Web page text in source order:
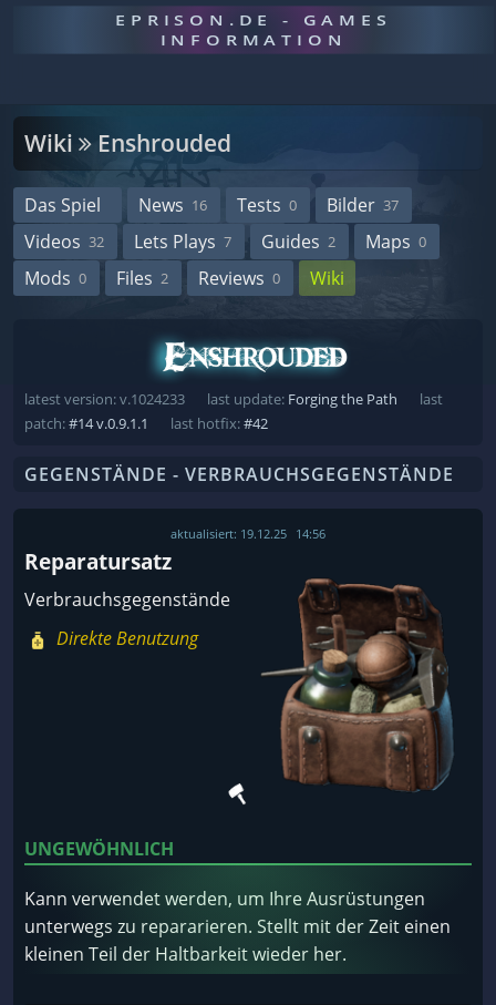
EPRISON.DE - GAMES
INFORMATION
Wiki Enshrouded
Das Spiel News 16 Tests 0 Bilder 37
Videos 32 Lets Plays 7 Guides 2 Maps 0
Mods 0 Files 2 Reviews 0 Wiki
latest version: v.1024233 last update: Forging the Path
last
patch:#14 v.0.9.1.1 last hotfix:#42
GEGENSTÄNDE - VERBRAUCHSGEGENSTÄNDE
aktualisiert: 19.12.25 14:56
Reparatursatz
Verbrauchsgegenstände
Direkte Benutzung
UNGEWÖHNLICH
Kann verwendet werden, um Ihre Ausrüstungen
unterwegs zu repararieren. Stellt mit der Zeit einen
kleinen Teil der Haltbarkeit wieder her.